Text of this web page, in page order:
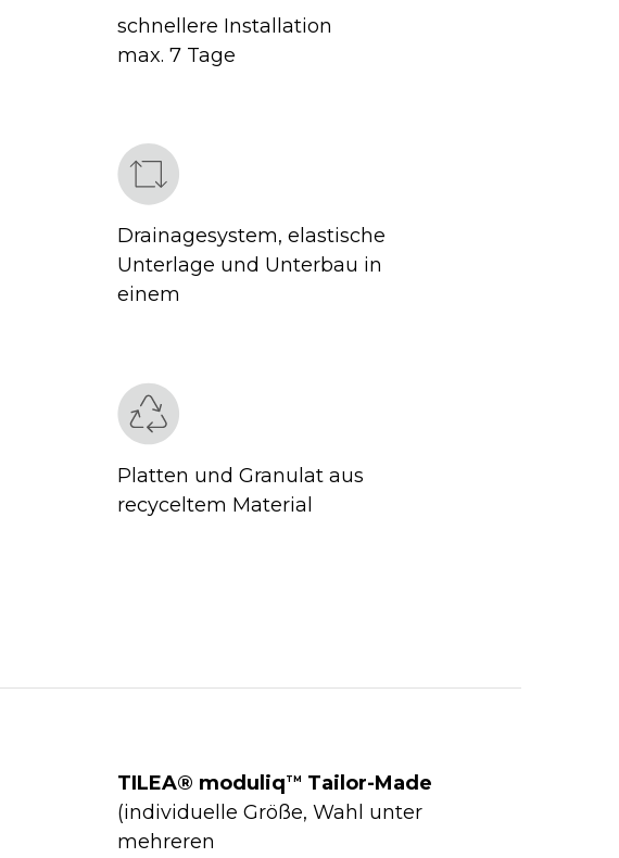
schnellere Installation
max. 7 Tage
Drainagesystem, elastische
Unterlage und Unterbau in
einem
Platten und Granulat aus
recyceltem Material
TILEA® moduliq TM
Tailor-Made
(individuelle Größe, Wahl unter
mehreren